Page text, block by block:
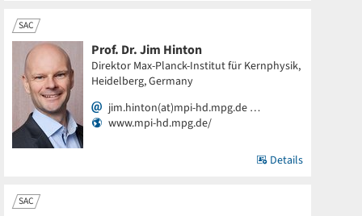
SAC
Prof. Dr. Jim Hinton
Direktor Max-Planck-Institut für Kernphysik,
Heidelberg, Germany
jim.hinton(at)mpi-hd.mpg.de …
www.mpi-hd.mpg.de/
Details
SAC